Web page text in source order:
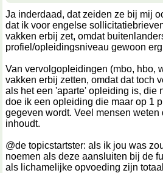
Ja inderdaad, dat zeiden ze bij mij
dat ik voor engelse
vakken erbij zet, omdat
profiel/opleidingsniveau gewoon
Van vervolgopleidingen (mbo, hbo,
vakken erbij zetten, omdat dat toch
als het een 'aparte' opleiding is, die
doe ik een opleiding die maar op 1
gegeven wordt. Veel mensen
inhoudt.
@de topicstartster: als ik jou was
noemen als deze aansluiten bij de
als lichamelijke opvoeding zijn